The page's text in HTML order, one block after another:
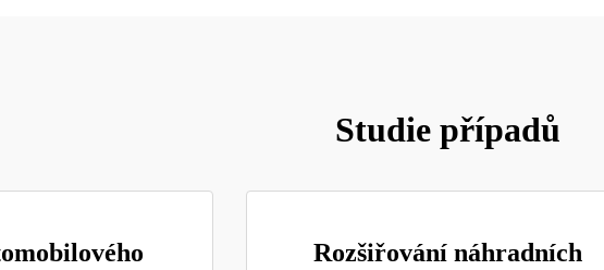
Studie případů
Rozšiřování náhradních